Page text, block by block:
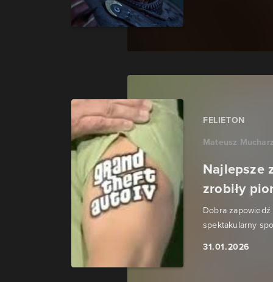
FELIETON
Mateusz
Najlepsze
zrobiły
Dobra
spektakularny
31.01.2026